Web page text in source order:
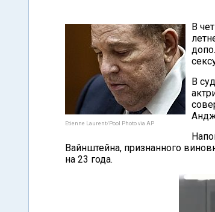
Etienne Laurent/Pool Photo via AP
В
В
Вайнштейна, признанного
на 23 года.